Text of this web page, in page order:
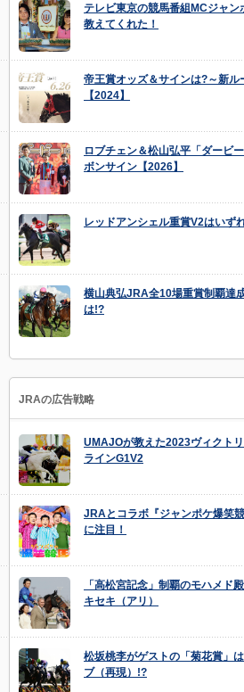
テレビ東京の競馬番組MCジャ
教えてくれた！
帝王賞オッズ＆サインは?～新
【2024】
ロブチェン＆松山弘平「ダービ
ボンサイン【2026】
レッドアンシェル重賞V2はいず
横山典弘JRA全10場重賞制覇達
は!?
JRAの広告戦略
UMAJOが教えた2023ヴィクト
ラインG1V2
JRAとコラボ『ジャンポケ爆笑
に注目！
「高松宮記念」制覇のモハメド
キセキ（アリ）
松坂桃李がゲストの「菊花賞」
ブ（再現）!?